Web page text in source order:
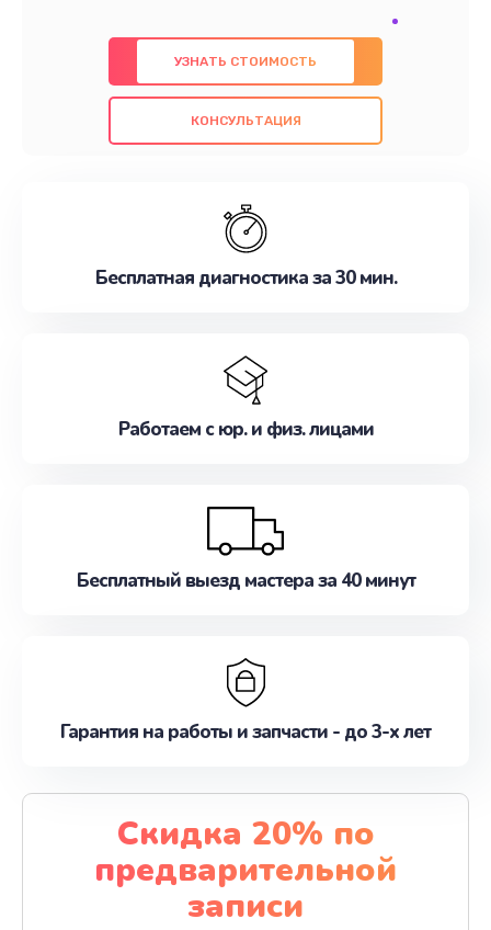
предлагаем быстрый и качественный ремонт с
использованием оригинальных компонентов, а
также гарантируем качество всех
проведенных работ. Наша цель - предоставить
наилучшим образом. Не медлите записаться на
УЗНАТЬ СТОИМОСТЬ
КОНСУЛЬТАЦИЯ
Бесплатная диагностика за 30 мин.
Работаем с юр. и физ. лицами
Бесплатный выезд мастера за 40 минут
Гарантия на работы и запчасти - до 3-х лет
Скидка 20% по
предварительной
записи